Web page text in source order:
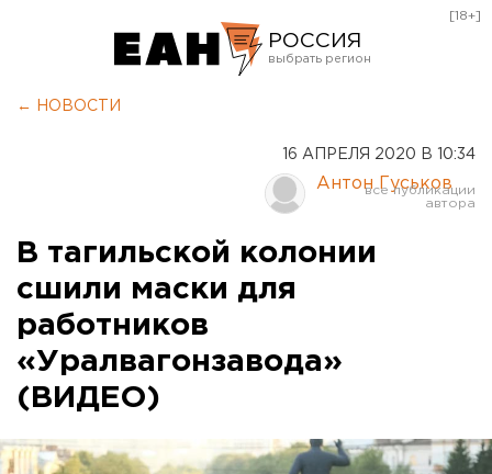
РОССИЯ
Курган
Оренбург
[18+]
← НОВОСТИ
16 АПРЕЛЯ 2020 В 10:34
Антон Гуськов
В тагильской колонии
сшили маски для
работников
«Уралвагонзавода»
(ВИДЕО)